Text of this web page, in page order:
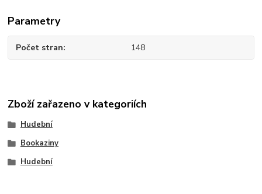
Parametry
Počet stran 148
Zboží zařazeno v kategoriích
Hudební
Bookaziny
Hudební